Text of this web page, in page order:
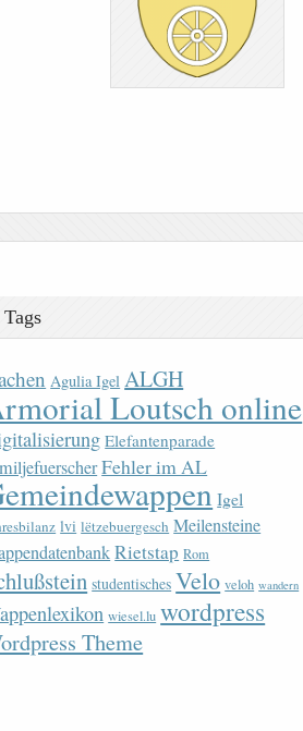
Tags
Agulia Igel ALGH
Loutsch online
Elefantenparade
Fehler im AL
Igel
lvi lëtzebuergesch Meilensteine
Rietstap Rom
studentisches Velo veloh wandern
wiesel.lu wordpress
Theme